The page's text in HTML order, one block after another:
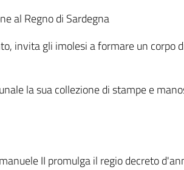
al Regno di Sardegna
invita gli imolesi a formare un corpo
la sua collezione di stampe e
II promulga il regio decreto